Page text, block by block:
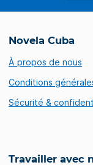
Novela Cuba
À propos de nous
Conditions
Sécurité &
Travailler avec